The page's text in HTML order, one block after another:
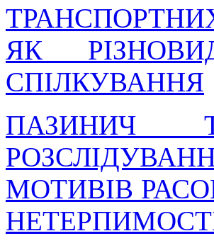
ЯК
СПІЛКУВАННЯ
ПАЗИНИЧ
МОТИВІВ